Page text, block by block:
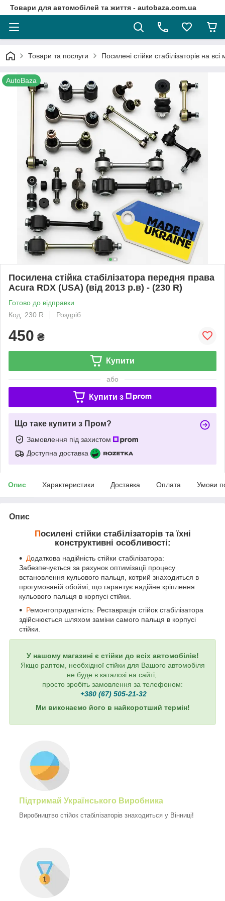
Товари для автомобілей та життя - autobaza.com.ua
Товари та послуги Посилені стійки стабілізаторів на
AutoBaza
Посилена стійка стабілізатора передня права
Acura RDX (USA) (від 2013 р.в) - (230 R)
Готово до відправки
Код: 230 R
Роздріб
450 ₴
Купити
або
Купити з
Що таке купити з Пром?
Замовлення під захистом
Доступна доставка
Опис Характеристики Доставка Оплата Умови
Опис
Посилені стійки стабілізаторів та їхні
конструктивні особливості:
Додаткова надійність стійки стабілізатора:
Забезпечується за рахунок оптимізації процесу
встановлення кульового пальця, котрий знаходиться в
прогумованій обоймі, що гарантує надійне кріплення
кульового пальця в корпусі стійки.
Ремонтопридатність: Реставрація стійок стабілізатора
здійснюється шляхом заміни самого пальця в корпусі
стійки.
У нашому магазині є стійки до всіх автомобілів!
Якщо раптом, необхідної стійки для Вашого автомобіля
не буде в каталозі на сайті,
просто зробіть замовлення за телефоном:
+380 (67) 505-21-32
Ми виконаємо його в найкоротший термін!
Підтримай Українського Виробника
Виробництво стійок стабілізаторів знаходиться у Вінниці!